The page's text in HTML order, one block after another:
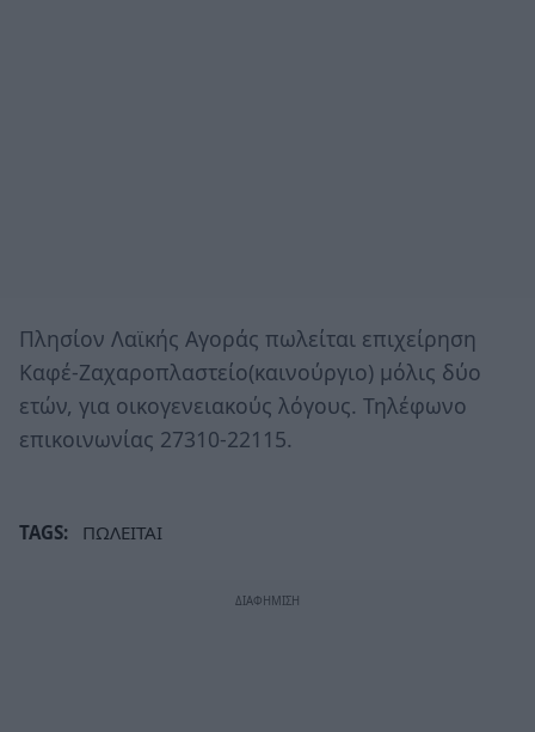
Πλησίον Λαϊκής Αγοράς πωλείται επιχείρηση
Καφέ-Ζαχαροπλαστείο(καινούργιο) μόλις δύο
ετών, για οικογενειακούς λόγους. Τηλέφωνο
επικοινωνίας 27310-22115.
TAGS: ΠΩΛΕΙΤΑΙ